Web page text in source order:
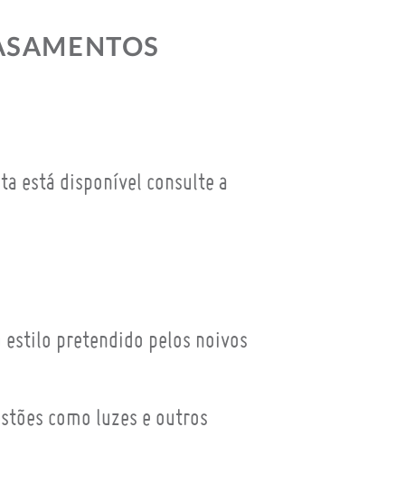
está disponível consulte a
estilo pretendido pelos noivos
como luzes e outros